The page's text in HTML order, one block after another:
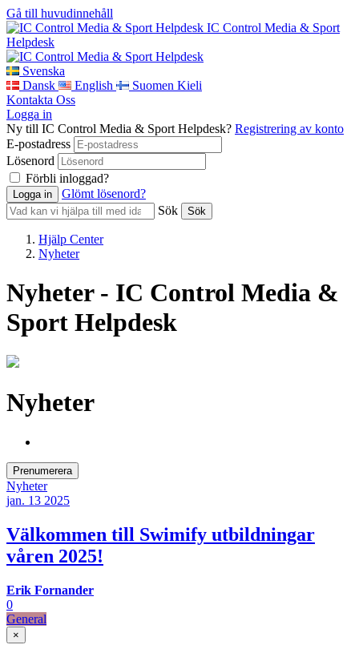
Gå till huvudinnehåll
IC Control Media & Sport
Helpdesk
Svenska
Dansk
English
Suomen Kieli
Kontakta Oss
Logga in
Ny till IC Control Media & Sport Helpdesk? Registrering av konto
E-postadress
Lösenord
Förbli inloggad?
Glömt lösenord?
Sök
Hjälp Center
Nyheter
Nyheter - IC Control Media &
Sport Helpdesk
Nyheter
Prenumerera
Nyheter
jan. 13 2025
Välkommen till Swimify utbildningar
våren 2025!
Erik Fornander
0
General
×